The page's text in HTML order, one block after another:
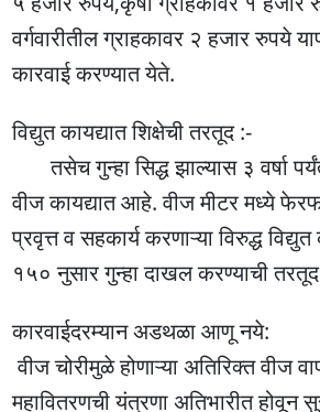
वर्गवारीतील ग्राहकावर २ हजार रुपये
कारवाई करण्यात येते.
विद्युत कायद्यात शिक्षेची तरतूद :-
तसेच गुन्हा सिद्ध झाल्यास ३ वर्षा
वीज कायद्यात आहे. वीज मीटर मध्ये
प्रवृत्त व सहकार्य करणाऱ्या विरुद्ध
१५० नुसार गुन्हा दाखल करण्याची
कारवाईदरम्यान अडथळा आणू नये:
वीज चोरीमुळे होणाऱ्या अतिरिक्त वीज
महावितरणची यंत्रणा अतिभारीत होवून